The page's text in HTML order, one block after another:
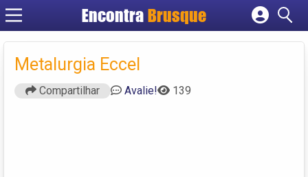
EncontraBrusque
Cadastrar empresa
Metalurgia Eccel
Compartilhar Avalie! 139